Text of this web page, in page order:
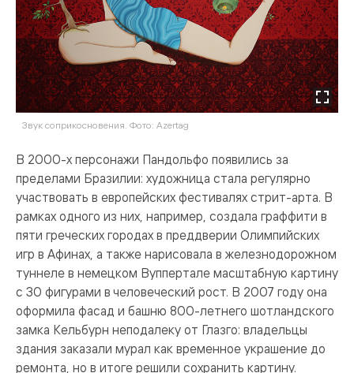
Звук соприкосновения. Фото: Azertag
В 2000-х персонажи Пандольфо появились за
пределами Бразилии: художница стала регулярно
участвовать в европейских фестивалях стрит-арта. В
рамках одного из них, например, создала граффити в
пяти греческих городах в преддверии Олимпийских
игр в Афинах, а также нарисовала в железнодорожном
туннеле в немецком Вуппертале масштабную картину
с 30 фигурами в человеческий рост. В 2007 году она
оформила фасад и башню 800-летнего шотландского
замка Кельбурн неподалеку от Глазго: владельцы
здания заказали мурал как временное украшение до
ремонта, но в итоге решили сохранить картину.